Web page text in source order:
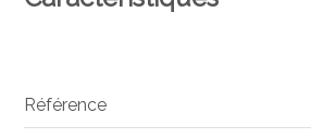
Référence